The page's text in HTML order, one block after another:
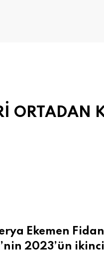
ORTADAN
Ekemen
2023’ün ikinci